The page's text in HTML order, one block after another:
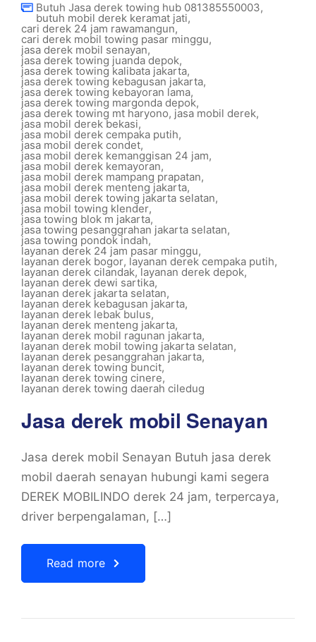
Butuh Jasa derek towing hub 081385550003,
butuh mobil derek keramat jati,
cari derek 24 jam rawamangun,
cari derek mobil towing pasar minggu,
jasa derek mobil senayan,
jasa derek towing juanda depok,
jasa derek towing kalibata jakarta,
jasa derek towing kebagusan jakarta,
jasa derek towing kebayoran lama,
jasa derek towing margonda depok,
jasa derek towing mt haryono, jasa mobil derek,
jasa mobil derek bekasi,
jasa mobil derek cempaka putih,
jasa mobil derek condet,
jasa mobil derek kemanggisan 24 jam,
jasa mobil derek kemayoran,
jasa mobil derek mampang prapatan,
jasa mobil derek menteng jakarta,
jasa mobil derek towing jakarta selatan,
jasa mobil towing klender,
jasa towing blok m jakarta,
jasa towing pesanggrahan jakarta selatan,
jasa towing pondok indah,
layanan derek 24 jam pasar minggu,
layanan derek bogor, layanan derek cempaka putih,
layanan derek cilandak,layanan derek depok,
layanan derek dewi sartika,
layanan derek jakarta selatan,
layanan derek kebagusan jakarta,
layanan derek lebak bulus,
layanan derek menteng jakarta,
layanan derek mobil ragunan jakarta,
layanan derek mobil towing jakarta selatan,
layanan derek pesanggrahan jakarta,
layanan derek towing buncit,
layanan derek towing cinere,
layanan derek towing daerah ciledug
Jasa derek mobil Senayan
Jasa derek mobil Senayan Butuh jasa derek
mobil daerah senayan hubungi kami segera
DEREK MOBILINDO derek 24 jam, terpercaya,
driver berpengalaman, […]
Read more